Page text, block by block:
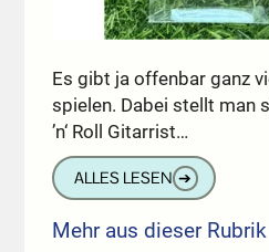
Es gibt ja offenbar ganz
spielen. Dabei stellt man
’n‘ Roll Gitarrist…
ALLES LESEN ➔
Mehr aus dieser Rubrik